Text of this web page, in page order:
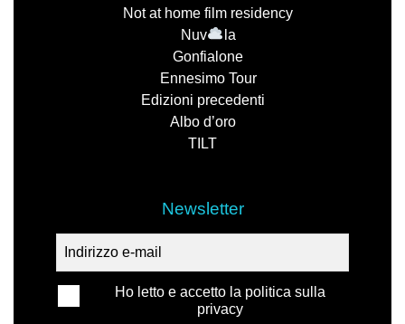
Not at home film residency
Nuv
la
Gonfialone
Ennesimo Tour
Edizioni precedenti
Albo d’oro
TILT
Newsletter
Ho letto e accetto la politica sulla
privacy